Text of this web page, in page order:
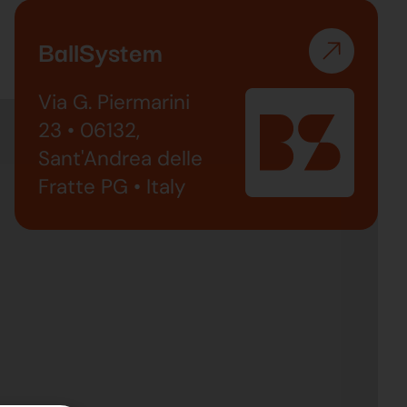
BallSystem
Via G. Piermarini
23 • 06132,
Sant'Andrea delle
Fratte PG • Italy